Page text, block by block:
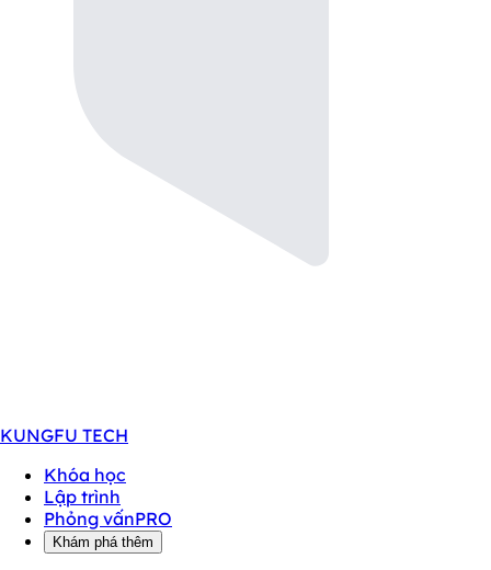
KUNGFU TECH
Khóa học
Lập trình
Phỏng vấnPRO
Khám phá thêm